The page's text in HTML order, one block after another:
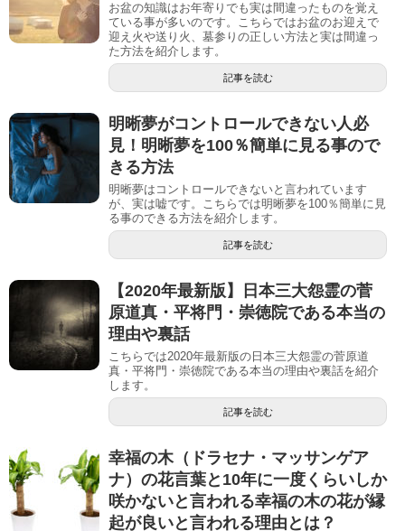
お盆の知識はお年寄りでも実は間違ったものを覚え
ている事が多いのです。こちらではお盆のお迎えで
迎え火や送り火、墓参りの正しい方法と実は間違っ
た方法を紹介します。
記事を読む
明晰夢がコントロールできない人必
見！明晰夢を100％簡単に見る事ので
きる方法
明晰夢はコントロールできないと言われています
が、実は嘘です。こちらでは明晰夢を100％簡単に見
る事のできる方法を紹介します。
記事を読む
【2020年最新版】日本三大怨霊の菅
原道真・平将門・崇徳院である本当の
理由や裏話
こちらでは2020年最新版の日本三大怨霊の菅原道
真・平将門・崇徳院である本当の理由や裏話を紹介
します。
記事を読む
幸福の木（ドラセナ・マッサンゲア
ナ）の花言葉と10年に一度くらいしか
咲かないと言われる幸福の木の花が縁
起が良いと言われる理由とは？